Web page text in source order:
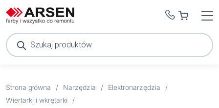
Wyszukiwarka
produktów
Strona główna / Narzędzia / Elektronarzędzia
/
Wiertarki i wkrętarki
/